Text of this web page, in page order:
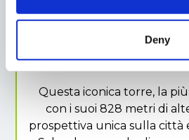
Deny
DUBAI
Burj
Questa iconica torre, la
con i suoi 828 metri di
prospettiva unica sulla città